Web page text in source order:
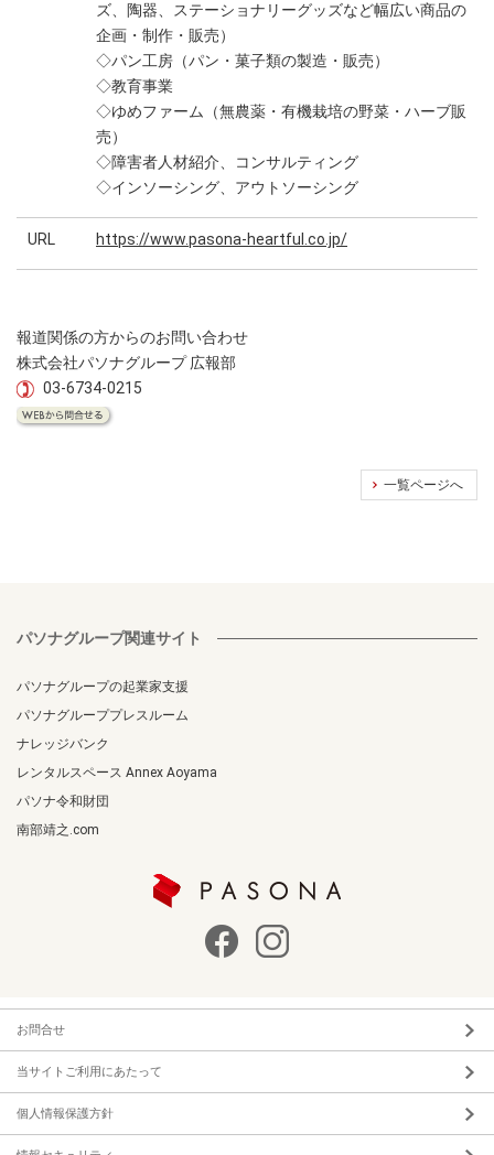
ズ、陶器、ステーショナリーグッズなど幅広い商品の
企画・制作・販売）
◇パン工房（パン・菓子類の製造・販売）
◇教育事業
◇ゆめファーム（無農薬・有機栽培の野菜・ハーブ販
売）
◇障害者人材紹介、コンサルティング
◇インソーシング、アウトソーシング
URL https://www.pasona-heartful.co.jp/
報道関係の方からのお問い合わせ
株式会社パソナグループ 広報部
03-6734-0215
一覧ページへ
パソナグループ関連サイト
パソナグループの起業家支援
パソナグループプレスルーム
ナレッジバンク
レンタルスペース Annex Aoyama
パソナ令和財団
南部靖之.com
お問合せ
当サイトご利用にあたって
個人情報保護方針